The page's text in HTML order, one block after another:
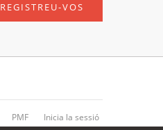
REGISTREU-VOS
PMF Inicia la sessió